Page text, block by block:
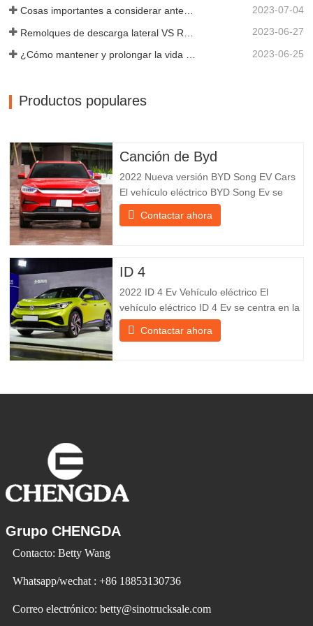
Cosas importantes a considerar antes de comprar un remolque volquete 2023-07-04
2023-06-27
2023-06-25
Productos populares
Canción de Byd
2022 Nueva versión BYD Song EV Cars
El vehículo eléctrico BYD Song Ev se
centra en la experiencia del cliente y el
desarrollo de productos para satisfacer la
populares. BYD Song Ev Electric Vehicle
Contactar ahora
ID 4
2022 ID 4 Ev Vehículo eléctrico El
vehículo eléctrico ID 4 Ev se centra en la
experiencia del cliente y el desarrollo de
productos para satisfacer la demanda del
Contactar ahora
Grupo CHENGDA
Contacto: Betty Wang
Whatsapp/wechat : +86 18853130736
Correo electrónico: betty@sinotrucksale.com